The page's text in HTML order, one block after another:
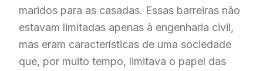
maridos para as casadas. Essas barreiras não
estavam limitadas apenas à engenharia civil,
mas eram características de uma sociedade
que, por muito tempo, limitava o papel das